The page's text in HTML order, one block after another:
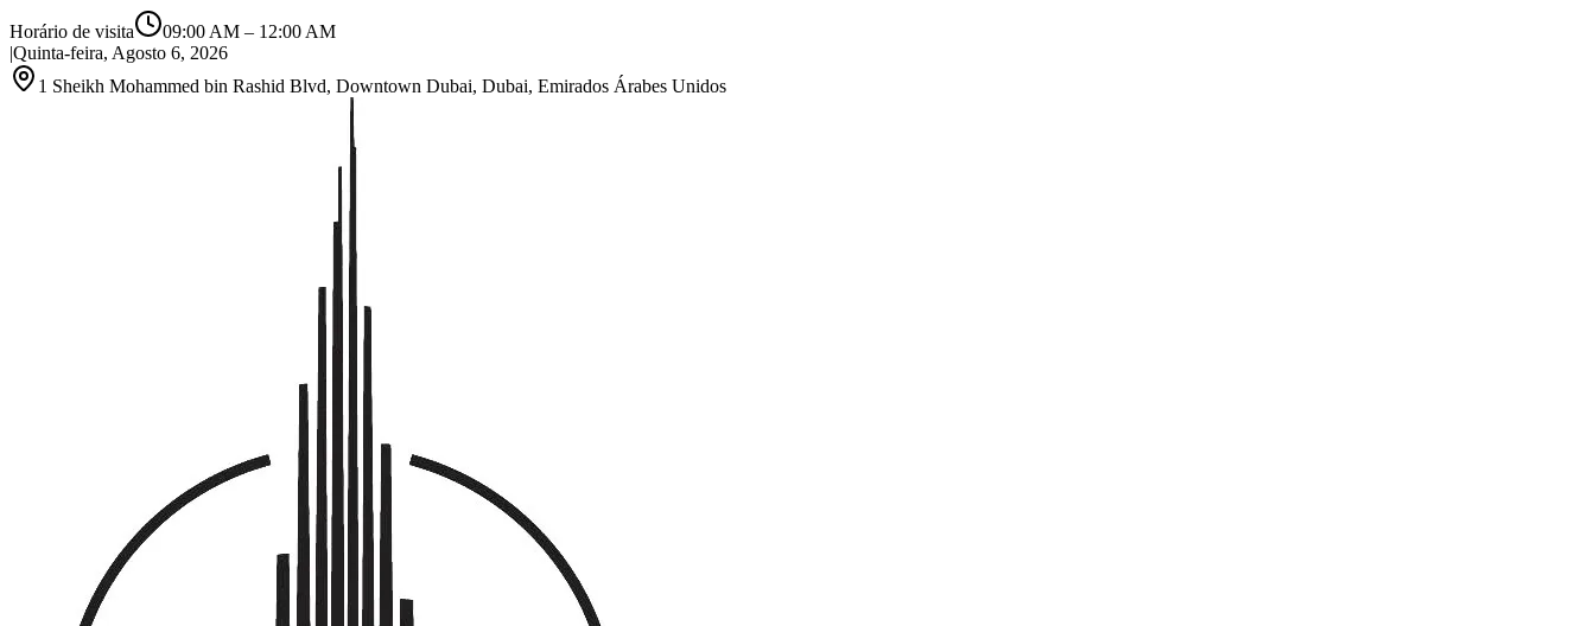
Horário de visita 09:00 AM – 12:00 AM
|Quinta-feira, Agosto 6, 2026
1 Sheikh Mohammed bin Rashid Blvd, Downtown Dubai, Dubai, Emirados Árabes Unidos